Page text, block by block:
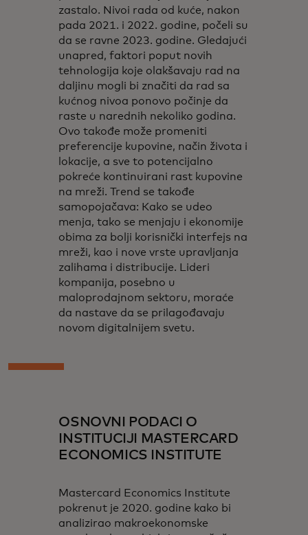
zastalo. Nivoi rada od kuće, nakon
pada 2021. i 2022. godine, počeli su
da se ravne 2023. godine. Gledajući
unapred, faktori poput novih
tehnologija koje olakšavaju rad na
daljinu mogli bi značiti da rad sa
kućnog nivoa ponovo počinje da
raste u narednih nekoliko godina.
Ovo takođe može promeniti
preferencije kupovine, način života i
lokacije, a sve to potencijalno
pokreće kontinuirani rast kupovine
na mreži. Trend se takođe
samopojačava: Kako se udeo
menja, tako se menjaju i ekonomije
obima za bolji korisnički interfejs na
mreži, kao i nove vrste upravljanja
zalihama i distribucije. Lideri
kompanija, posebno u
maloprodajnom sektoru, moraće
da nastave da se prilagođavaju
novom digitalnijem svetu.
OSNOVNI PODACI O
INSTITUCIJI MASTERCARD
ECONOMICS INSTITUTE
Mastercard Economics Institute
pokrenut je 2020. godine kako bi
analizirao makroekonomske